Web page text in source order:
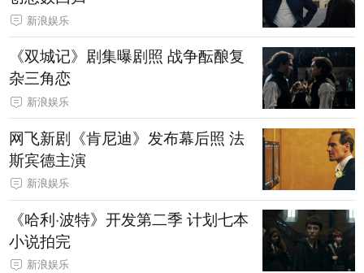
新浪娱乐
《双城记》剧集曝剧照 战争酝酿复
杂三角恋
新浪娱乐
网飞新剧《肯尼迪》发布幕后照 法
斯宾德主演
新浪娱乐
《哈利·波特》开发第二季 计划七本
小说拍完
新浪娱乐